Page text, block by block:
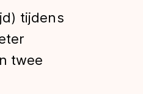
tijdens
twee